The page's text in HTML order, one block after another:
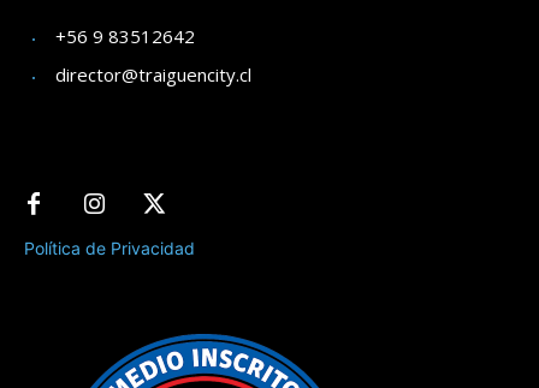
+56 9 83512642
director@traiguencity.cl
Política de Privacidad